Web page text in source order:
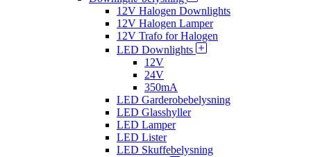
12V Halogen Downlights
12V Halogen Lamper
12V Trafo for Halogen
LED Downlights
12V
24V
350mA
LED Garderobebelysning
LED Glasshyller
LED Lamper
LED Lister
LED Skuffebelysning